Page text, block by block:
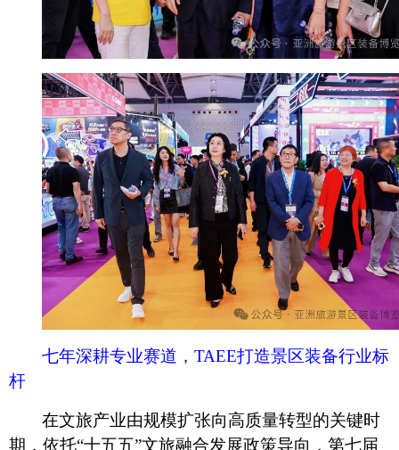
七年深耕专业赛道， TAEE打造景区装备行业标
杆
在文旅产业由规模扩张向高质量转型的关键时
期，依托“十五五”文旅融合发展政策导向，第七届